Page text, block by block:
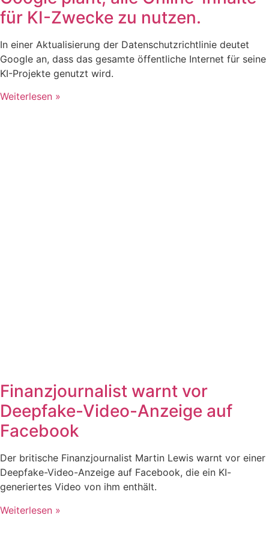
für KI-Zwecke zu nutzen.
In einer Aktualisierung der Datenschutzrichtlinie deutet
Google an, dass das gesamte öffentliche Internet für seine
KI-Projekte genutzt wird.
Weiterlesen »
Finanzjournalist warnt vor
Deepfake-Video-Anzeige auf
Facebook
Der britische Finanzjournalist Martin Lewis warnt vor einer
Deepfake-Video-Anzeige auf Facebook, die ein KI-
generiertes Video von ihm enthält.
Weiterlesen »